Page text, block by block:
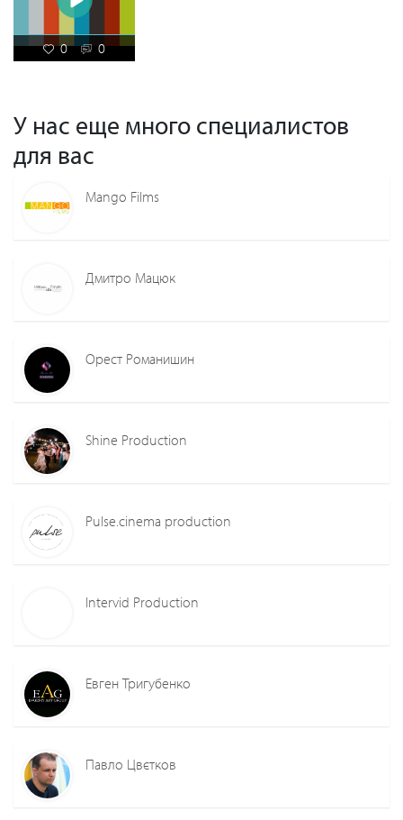
0 0
У нас еще много специалистов
для вас
Mango Films
Дмитро Мацюк
Орест Романишин
Shine Production
Pulse.cinema production
Intervid Production
Евген Тригубенко
Павло Цвєтков